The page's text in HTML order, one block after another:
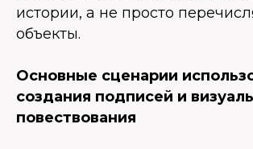
истории, а не просто
объекты.
Основные сценарии
создания подписей и
повествования